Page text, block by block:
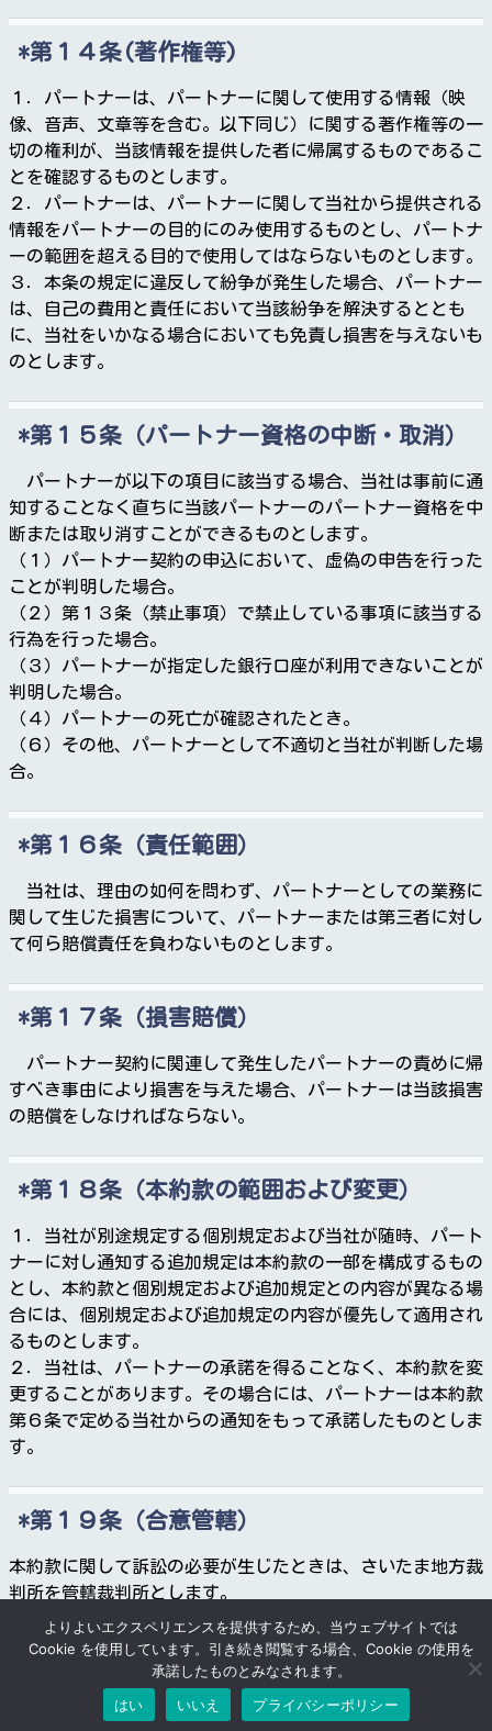
第１４条(著作権等)
１．パートナーは、パートナーに関して使用する情報（映
像、音声、文章等を含む。以下同じ）に関する著作権等の一
切の権利が、当該情報を提供した者に帰属するものであるこ
とを確認するものとします。
２．パートナーは、パートナーに関して当社から提供される
情報をパートナーの目的にのみ使用するものとし、パートナ
ーの範囲を超える目的で使用してはならないものとします。
３．本条の規定に違反して紛争が発生した場合、パートナー
は、自己の費用と責任において当該紛争を解決するととも
に、当社をいかなる場合においても免責し損害を与えないも
のとします。
第１５条（パートナー資格の中断・取消）
パートナーが以下の項目に該当する場合、当社は事前に通
知することなく直ちに当該パートナーのパートナー資格を中
断または取り消すことができるものとします。
（１）パートナー契約の申込において、虚偽の申告を行った
ことが判明した場合。
（２）第１３条（禁止事項）で禁止している事項に該当する
行為を行った場合。
（３）パートナーが指定した銀行口座が利用できないことが
判明した場合。
（４）パートナーの死亡が確認されたとき。
（６）その他、パートナーとして不適切と当社が判断した場
合。
第１６条（責任範囲）
当社は、理由の如何を問わず、パートナーとしての業務に
関して生じた損害について、パートナーまたは第三者に対し
て何ら賠償責任を負わないものとします。
第１７条（損害賠償）
パートナー契約に関連して発生したパートナーの責めに帰
すべき事由により損害を与えた場合、パートナーは当該損害
の賠償をしなければならない。
第１８条（本約款の範囲および変更）
１．当社が別途規定する個別規定および当社が随時、パート
ナーに対し通知する追加規定は本約款の一部を構成するもの
とし、本約款と個別規定および追加規定との内容が異なる場
合には、個別規定および追加規定の内容が優先して適用され
るものとします。
２．当社は、パートナーの承諾を得ることなく、本約款を変
更することがあります。その場合には、パートナーは本約款
第６条で定める当社からの通知をもって承諾したものとしま
す。
第１９条（合意管轄）
本約款に関して訴訟の必要が生じたときは、さいたま地方裁
判所を管轄裁判所とします。
本約款は平成２８年３月１日より実施するものとします。
よりよいエクスペリエンスを提供するため、当ウェブサイトでは
Cookie を使用しています。引き続き閲覧する場合、Cookie の使用を
承諾したものとみなされます。
はい
いいえ プライバシーポリシー